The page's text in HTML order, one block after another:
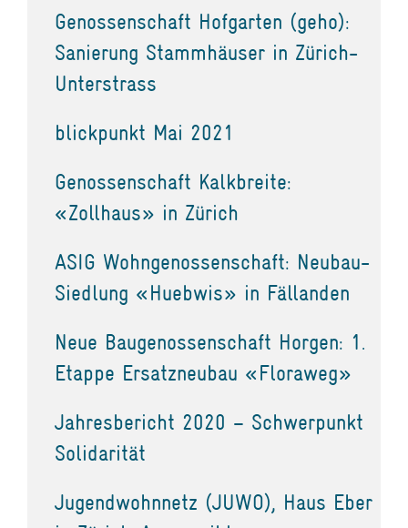
Genossenschaft Hofgarten (geho):
Sanierung Stammhäuser in Zürich-
Unterstrass
blickpunkt Mai 2021
Genossenschaft Kalkbreite:
«Zollhaus» in Zürich
ASIG Wohngenossenschaft: Neubau-
Siedlung «Huebwis» in Fällanden
Neue Baugenossenschaft Horgen: 1.
Etappe Ersatzneubau «Floraweg»
Jahresbericht 2020 – Schwerpunkt
Solidarität
Jugendwohnnetz (JUWO), Haus Eber